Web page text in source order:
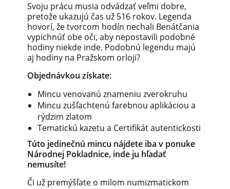
Svoju prácu musia odvádzať veľmi dobre,
pretože ukazujú čas už 516 rokov. Legenda
hovorí, že tvorcom hodín nechali Benátčania
vypichnúť obe oči, aby nepostavili podobné
hodiny niekde inde. Podobnú legendu majú
aj hodiny na Pražskom orloji?
Objednávkou získate:
Mincu venovanú znameniu zverokruhu
Mincu zušľachtenú farebnou aplikáciou a
rýdzim zlatom
Tematickú kazetu a Certifikát autentickosti
Túto jedinečnú mincu nájdete iba v ponuke
Národnej Pokladnice, inde ju hľadať
nemusíte!
Či už premýšľate o milom numizmatickom